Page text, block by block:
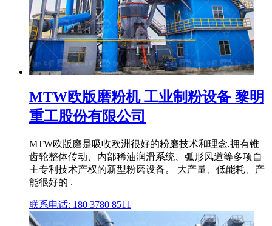
MTW欧版磨粉机 工业制粉设备 黎明
重工股份有限公司
MTW欧版磨是吸收欧洲很好的粉磨技术和理念,拥有锥
齿轮整体传动、内部稀油润滑系统、弧形风道等多项自
主专利技术产权的新型粉磨设备。 大产量、低能耗、产
能很好的 .
联系电话: 180 3780 8511